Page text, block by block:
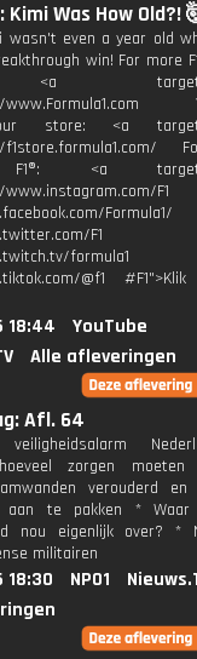
Kimi Was How Old?!
wasn't even a year old
win! For more
www.Formula1.com
store: <a
<a
F1
Formula1/
F1
formula1
@f1
18:44
YouTube
Alle afleveringen
Afl. 64
veiligheidsalarm
zorgen
verouderd
aan te pakken *
nou eigenlijk over? *
militairen
18:30 NPO1